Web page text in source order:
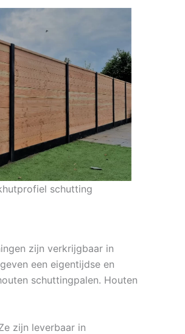
schutting
zijn verkrijgbaar in
een eigentijdse en
schuttingpalen. Houten
zijn leverbaar in